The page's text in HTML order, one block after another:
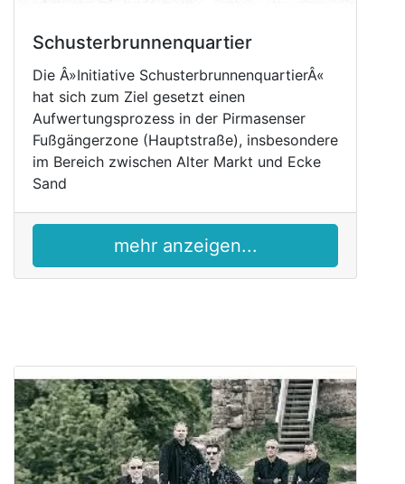
Schusterbrunnenquartier
Die Â»Initiative SchusterbrunnenquartierÂ«
hat sich zum Ziel gesetzt einen
Aufwertungsprozess in der Pirmasenser
Fußgängerzone (Hauptstraße), insbesondere
im Bereich zwischen Alter Markt und Ecke
Sand
mehr anzeigen...